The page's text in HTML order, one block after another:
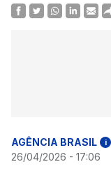
AGÊNCIA BRASIL i
26/04/2026 - 17:06